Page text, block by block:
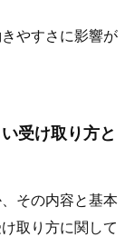
やすさに影響が
受け取り方と
その内容と基本
取り方に関して